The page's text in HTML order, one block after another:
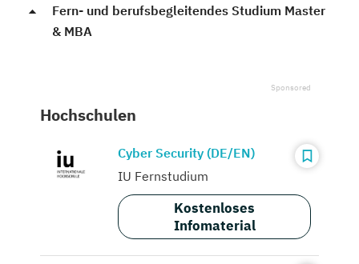
Fern- und berufsbegleitendes Studium Master
& MBA
Hochschulen
Cyber Security (DE/EN)
IU Fernstudium
Kostenloses
Infomaterial